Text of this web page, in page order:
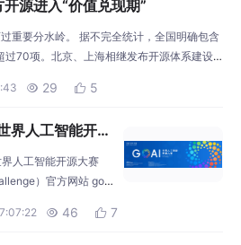
源进入“价值兑现期”
重要分水岭。 据不完全统计，全国明确包含
过70项。北京、上海相继发布开源体系建设
布局。 比政策数量增长更值得关注的，是
术基础设施和实体经济场景
 29  5
界人工智能开源
人工智能开源大赛
）官方网站 goai
称“大赛”）由杭州市
 46  7